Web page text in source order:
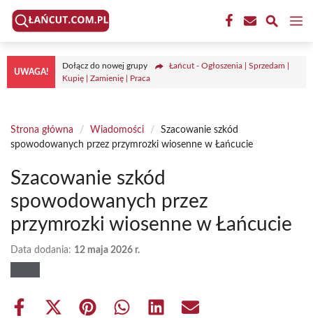
Przejdź
treści
UWAGA!
Dołącz do nowej grupy
Łańcut - Ogłoszenia | Sprzedam |
Kupię | Zamienię | Praca
Strona główna / Wiadomości /
Szacowanie szkód
spowodowanych przez przymrozki wiosenne w Łańcucie
Szacowanie szkód
spowodowanych przez
przymrozki wiosenne w Łańcucie
Data dodania: 12 maja 2026 r.
Share
Share Share Share Share Share